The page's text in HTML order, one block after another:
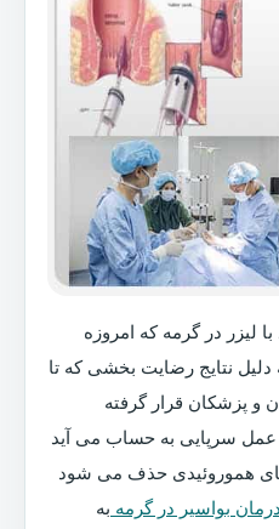
با لیزر در گرمه که امروزه
نتایج رضایت بخشی که تا
و پزشکان قرار گرفته
عمل سرپایی به حساب می آید
هموروئیدی حذف می شود
درمان بواسیر در گرمه به